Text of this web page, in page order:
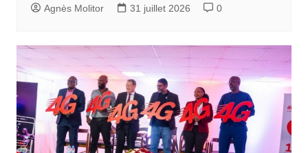
Agnès Molitor 31 juillet 2026 0